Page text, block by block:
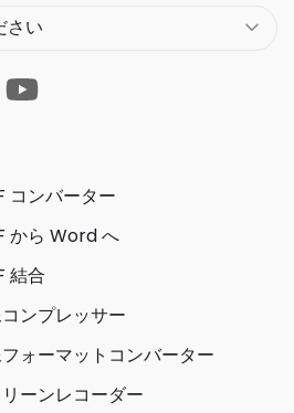
さい
コンバーター
から Word へ
結合
ンプレッサー
ォーマットコンバーター
ーンレコーダー